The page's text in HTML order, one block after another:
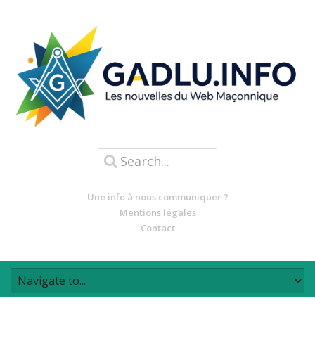
Une info à nous communiquer ?
Mentions légales
Contact